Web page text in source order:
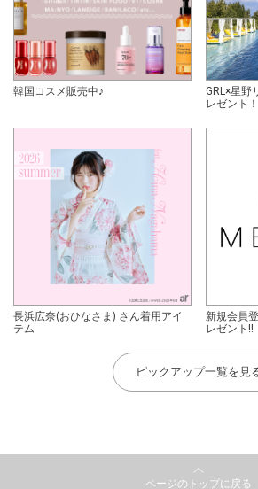
韓国コスメ販売中♪
GRL×星野
レゼント！
長浜広奈(おひなさま) さん着用アイ
テム
新規会員
レゼント!!
ピックアップ一覧を見
ページのトップに戻る